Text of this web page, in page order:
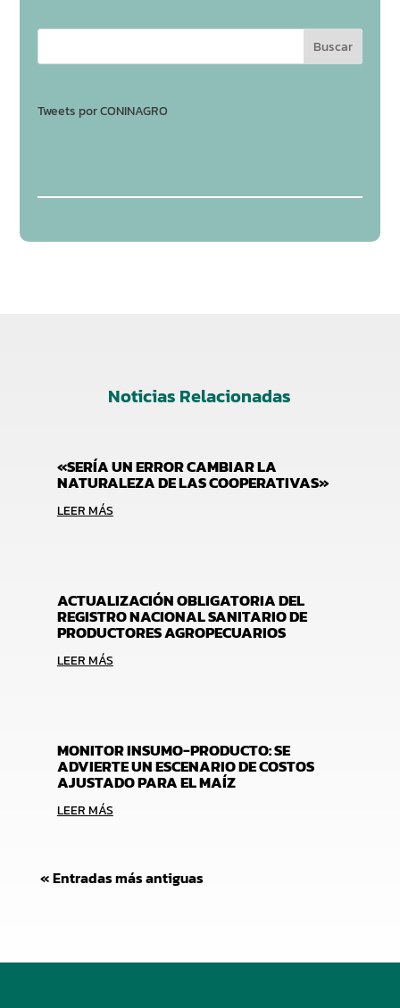
Tweets por CONINAGRO
Noticias Relacionadas
«SERÍA UN ERROR CAMBIAR LA
NATURALEZA DE LAS COOPERATIVAS»
LEER MÁS
ACTUALIZACIÓN OBLIGATORIA DEL
REGISTRO NACIONAL SANITARIO DE
PRODUCTORES AGROPECUARIOS
LEER MÁS
MONITOR INSUMO-PRODUCTO: SE
ADVIERTE UN ESCENARIO DE COSTOS
AJUSTADO PARA EL MAÍZ
LEER MÁS
« Entradas más antiguas